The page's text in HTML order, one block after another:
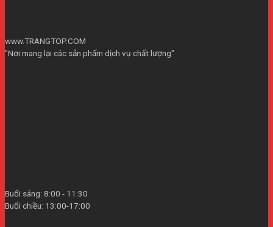
www.TRANGTOP.COM
"Nơi mang lại các sản phẩm dịch vụ chất lượng"
Buổi sáng: 8:00 - 11:30
Buổi chiều: 13:00-17:00